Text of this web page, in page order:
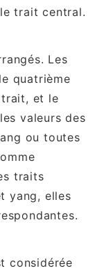
trait central.
Les
quatrième
et le
valeurs des
ou toutes
traits
yang, elles
considérée